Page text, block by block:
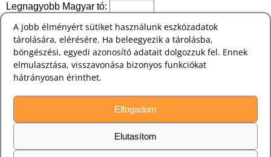
A jobb élményért sütiket használunk eszközadatok
tárolására, elérésére. Ha beleegyezik a tárolásba,
böngészési, egyedi azonosító adatait dolgozzuk fel. Ennek
elmulasztása, visszavonása bizonyos funkciókat
hátrányosan érinthet.
Elfogadom
Elutasítom
Legnagyobb Magyar tó:
Híreink leggyakoribb címkéi és kategóriái